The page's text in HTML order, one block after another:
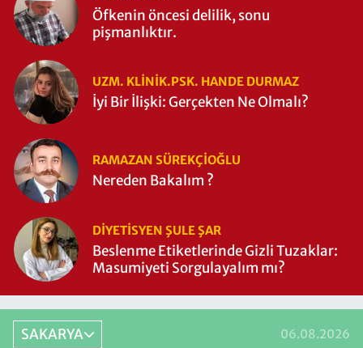
Öfkenin öncesi delilik, sonu
pişmanlıktır.
UZM. KLINIK.PSK. HANDE DURMAZ
İyi Bir İlişki: Gerçekten Ne Olmalı?
RAMAZAN SÜREKÇIOĞLU
Nereden Bakalım ?
DIYETISYEN ŞULE ŞAR
Beslenme Etiketlerinde Gizli Tuzaklar:
Masumiyeti Sorgulayalım mı?
SAKARYA 06.08.2026